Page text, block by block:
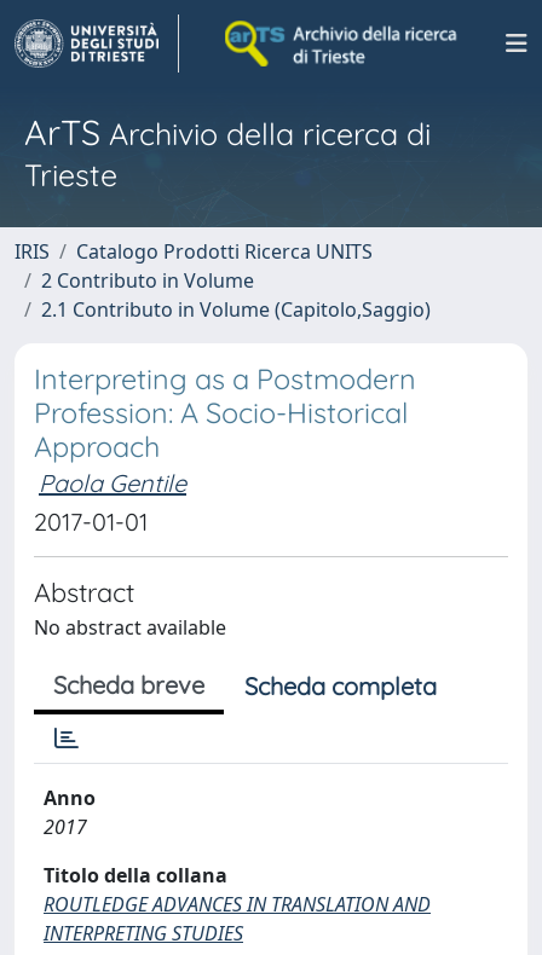
ArTS Archivio della ricerca di
Trieste
IRIS
Catalogo Prodotti Ricerca UNITS
2 Contributo in Volume
2.1 Contributo in Volume (Capitolo,Saggio)
Interpreting as a Postmodern
Profession: A Socio-Historical
Approach
Paola Gentile
2017-01-01
Abstract
No abstract available
Scheda breve Scheda completa
Anno
2017
Titolo della collana
ROUTLEDGE ADVANCES IN TRANSLATION AND
INTERPRETING STUDIES